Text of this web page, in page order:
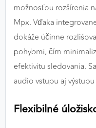
možnosťou rozšírenia
Mpx. Vďaka
dokáže účinne
pohybmi, čím
efektivitu sledovania.
audio vstupu aj
Flexibilné